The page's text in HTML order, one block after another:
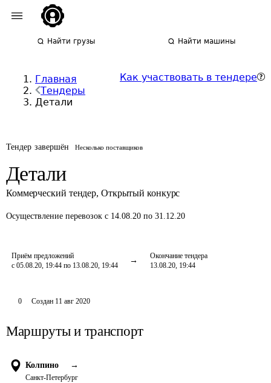
Найти грузы Найти машины
Главная
Тендеры
Детали
Как участвовать в тендере
Тендер завершён Несколько поставщиков
Детали
Коммерческий тендер, Открытый конкурс
Осуществление перевозок с 14.08.20 по 31.12.20
Приём предложений
с 05.08.20, 19:44 по 13.08.20, 19:44
Окончание тендера
13.08.20, 19:44
0 Создан 11 авг 2020
Маршруты и транспорт
Колпино →
Санкт-Петербург